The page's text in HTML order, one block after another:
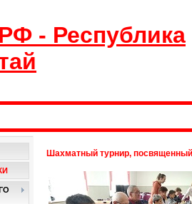
- Республика
Шахматный турнир,